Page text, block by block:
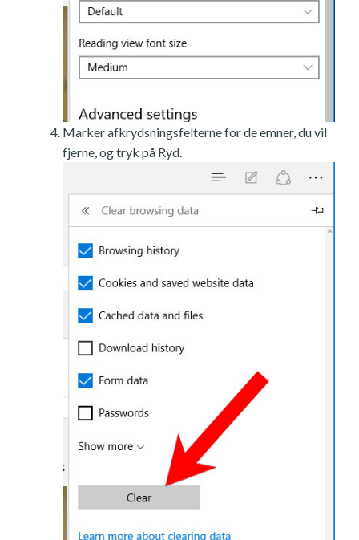
Marker afkrydsningsfelterne for de emner, du vil
fjerne, og tryk på Ryd.